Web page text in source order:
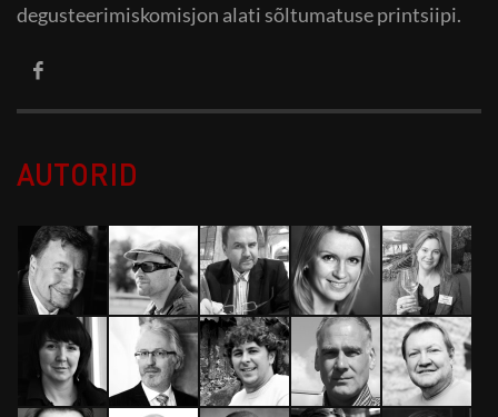
degusteerimiskomisjon alati sõltumatuse printsiipi.
AUTORID